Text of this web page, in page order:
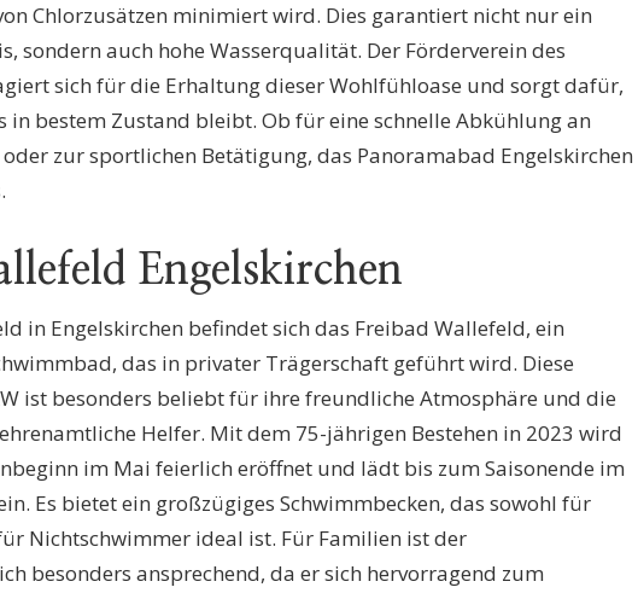
Chlorzusätzen minimiert wird. Dies garantiert nicht nur ein
sondern auch hohe Wasserqualität. Der Förderverein des
sich für die Erhaltung dieser Wohlfühloase und sorgt dafür,
in bestem Zustand bleibt. Ob für eine schnelle Abkühlung an
zur sportlichen Betätigung, das Panoramabad Engelskirchen
Engelskirchen
in Engelskirchen befindet sich das Freibad Wallefeld, ein
das in privater Trägerschaft geführt wird. Diese
ist besonders beliebt für ihre freundliche Atmosphäre und die
Helfer. Mit dem 75-jährigen Bestehen in 2023 wird
im Mai feierlich eröffnet und lädt bis zum Saisonende im
Es bietet ein großzügiges Schwimmbecken, das sowohl für
Nichtschwimmer ideal ist. Für Familien ist der
besonders ansprechend, da er sich hervorragend zum